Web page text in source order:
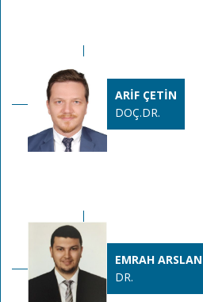
ARİF ÇETİN
DOÇ.DR.
EMRAH ARSLAN
DR.